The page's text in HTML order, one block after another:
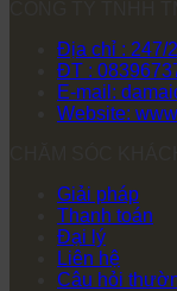
Địa chỉ : 247/
ĐT :
E-mail:
Website:
Giải pháp
Thanh toán
Đại lý
Liên hệ
Câu hỏi